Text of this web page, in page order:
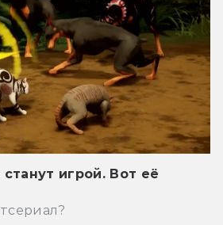
игрой. Вот её